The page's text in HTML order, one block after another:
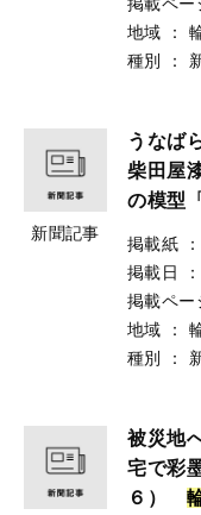
地域
：
種別
：
新聞記事
うな
柴田屋
の模型
掲載紙 ：
掲載日
：
掲載ペー
地域
：
種別
：
被災地
宅で彩
６）